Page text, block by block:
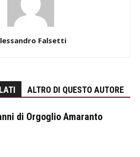
Falsetti
ALTRO DI QUESTO AUTORE
di Orgoglio Amaranto